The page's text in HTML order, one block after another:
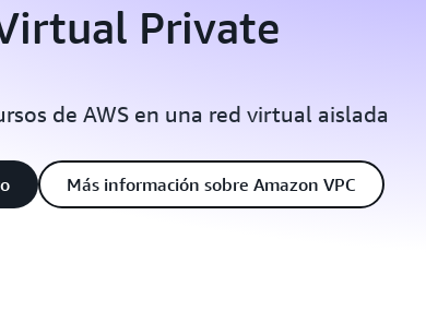
Private
de AWS en una red virtual aislada
Más información sobre Amazon VPC